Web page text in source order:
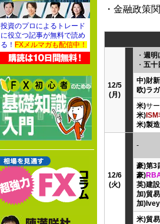
・金融政策
12/5
(月)
・ 週明
・ 五十
中)財
欧)ラ
米)サ
米)
米)製
12/6
(火)
-
豪)第3
豪)
英)建設
加)貿
加
米)貿
投資のプロによるトレード
に役立つ記事が無料で読め
る！ FXメルマガも配信中！